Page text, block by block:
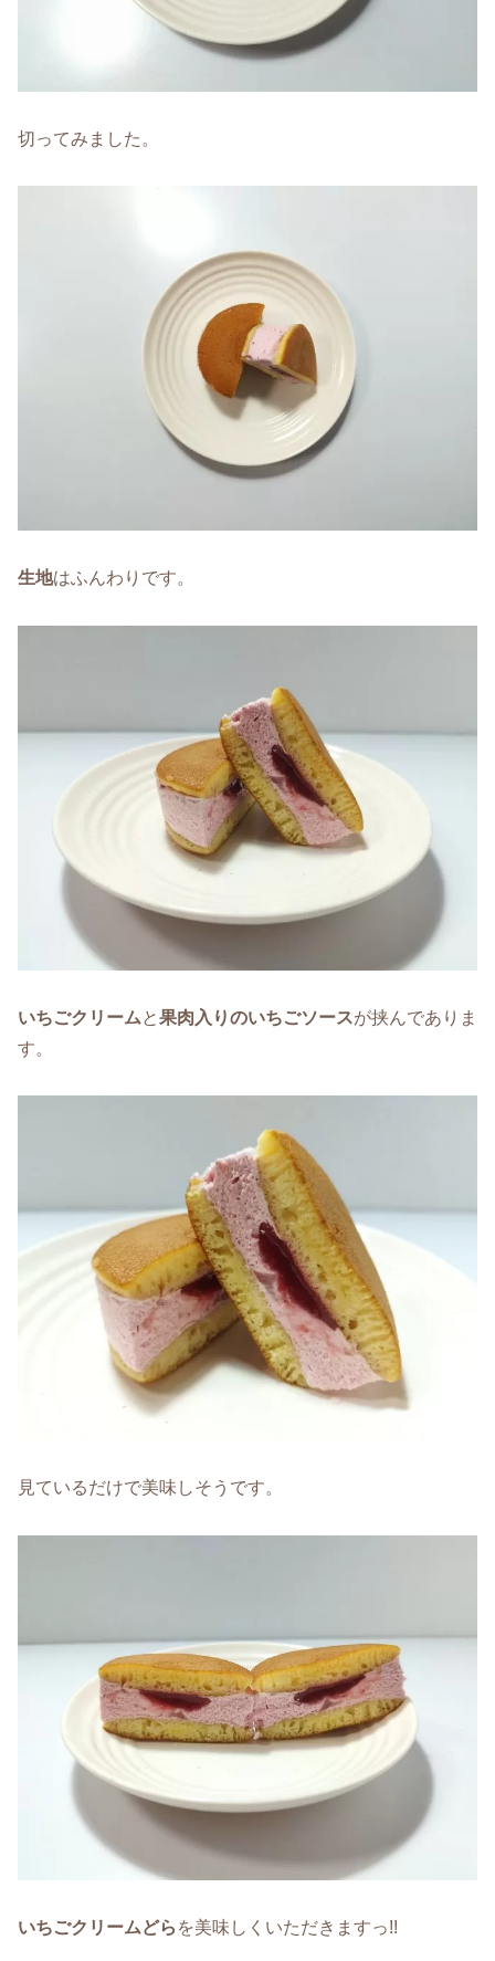
切ってみました。
生地はふんわりです。
いちごクリームと果肉入りのいちごソースが挟んでありま
す。
見ているだけで美味しそうです。
いちごクリームどら を美味しくいただきますっ!!